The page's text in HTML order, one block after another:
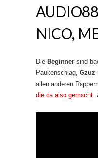
NICO,
Die Beginner sind
Paukenschlag, Gzuz
allen anderen
die da also gemacht: